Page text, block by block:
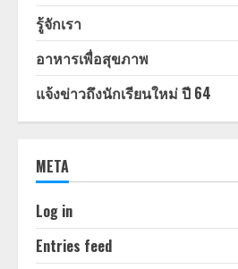
รู้จักเรา
อาหารเพื่อสุขภาพ
แจ้งข่าวถึงนักเรียนใหม่ ปี 64
META
Log in
Entries feed